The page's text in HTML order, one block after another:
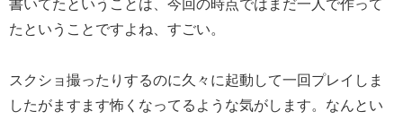
書いてたということは、今回の時点ではまだ一人で作って
たということですよね、すごい。
スクショ撮ったりするのに久々に起動して一回プレイしま
したがますます怖くなってるような気がします。なんとい